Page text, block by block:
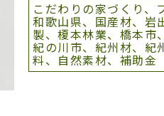
こだわりの家づくり、
和歌山県、国産材、岩
製、榎本林業、橋本市
紀の川市、紀州材、紀
料、自然素材、補助金